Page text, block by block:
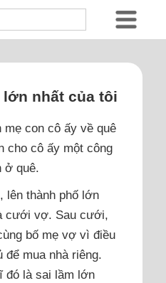
lớn nhất của tôi
con cô ấy về quê
cho cô ấy một công
ở quê.
lên thành phố lớn
cưới vợ. Sau cưới,
bố mẹ vợ vì điều
để mua nhà riêng.
đó là sai lầm lớn